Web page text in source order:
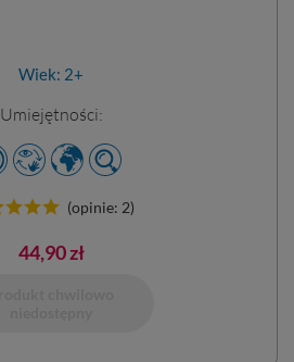
Wiek: 2+
Umiejętności:
(opinie: 2)
44,90 zł